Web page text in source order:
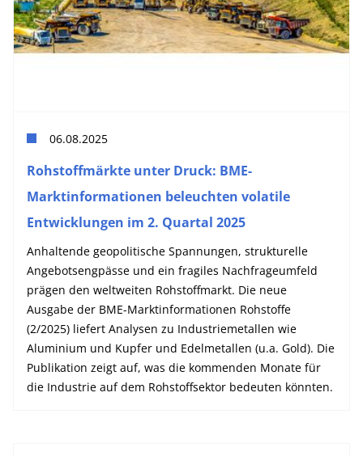
06.08.2025
Rohstoffmärkte unter Druck: BME-
Marktinformationen beleuchten volatile
Entwicklungen im 2. Quartal 2025
Anhaltende geopolitische Spannungen, strukturelle
Angebotsengpässe und ein fragiles Nachfrageumfeld
prägen den weltweiten Rohstoffmarkt. Die neue
Ausgabe der BME-Marktinformationen Rohstoffe
(2/2025) liefert Analysen zu Industriemetallen wie
Aluminium und Kupfer und Edelmetallen (u.a. Gold). Die
Publikation zeigt auf, was die kommenden Monate für
die Industrie auf dem Rohstoffsektor bedeuten könnten.